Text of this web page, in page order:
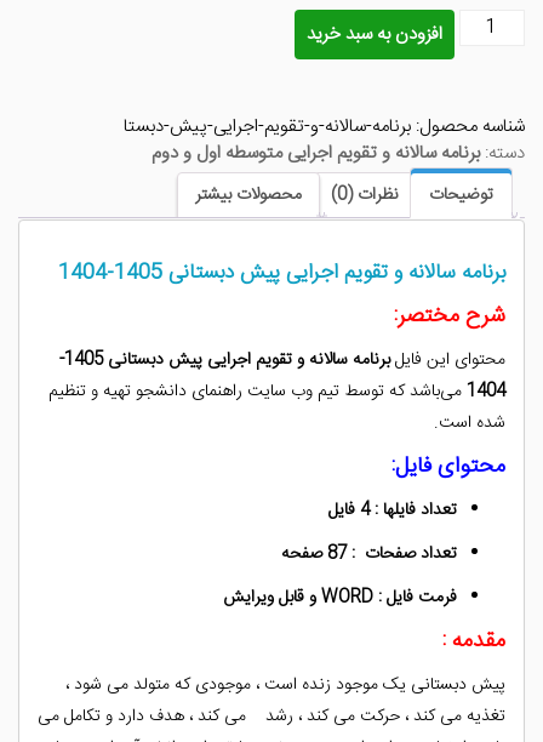
برنامه
اجرایی
پیش
دبستانی
1405-
عدد
افزودن به سبد خرید
شناسه محصول: برنامه-سالانه-و-تقویم-اجرایی-پیش-دبستا
دسته:برنامه سالانه و تقویم اجرایی متوسطه اول و دوم
توضیحات نظرات (0) محصولات بیشتر
برنامه سالانه و تقویم اجرایی پیش دبستانی 1405-1404
شرح مختصر:
محتوای این فایل
برنامه سالانه و تقویم اجرایی پیش دبستانی 1405-
1404می‌باشد که توسط تیم وب سایت راهنمای دانشجو تهیه و تنظیم
شده است.
محتوای فایل:
تعداد فایلها : 4 فایل
تعداد صفحات : 87 صفحه
فرمت فایل : WORD و قابل ویرایش
مقدمه :
پیش دبستانی یک موجود زنده است ، موجودی که متولد می شود ،
تغذیه می کند ، حرکت می کند ، رشد می کند ، هدف دارد و تکامل می